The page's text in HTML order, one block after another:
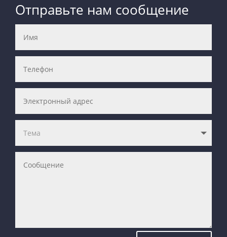
Отправьте нам сообщение